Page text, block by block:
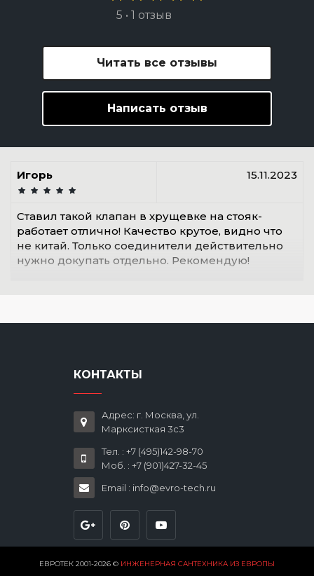
5 • 1 отзыв
Читать все отзывы
Написать отзыв
Игорь 15.11.2023
Ставил такой клапан в хрущевке на стояк-
работает отлично! Качество крутое, видно что
не китай. Только соединители действительно
нужно докупать отдельно. Рекомендую!
КОНТАКТЫ
Адрес: г. Москва, ул.
Марксисткая 3с3
Тел. : +7 (495)142-98-70
Моб. : +7 (901)427-32-45
Email : info@evro-tech.ru
ЕВРОТЕК 2001-2026 © ИНЖЕНЕРНАЯ САНТЕХНИКА ИЗ ЕВРОПЫ